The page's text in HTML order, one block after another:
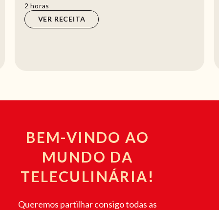
Telec...
2 horas
horas
VER RECEITA
BEM-VINDO AO
MUNDO DA
TELECULINÁRIA!
Queremos partilhar consigo todas as